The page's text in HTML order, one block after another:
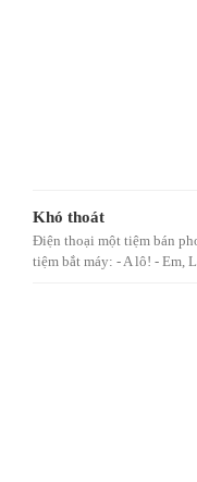
Khó thoát
Điện thoại một tiệm bán
tiệm bắt máy: - A lô! - Em,